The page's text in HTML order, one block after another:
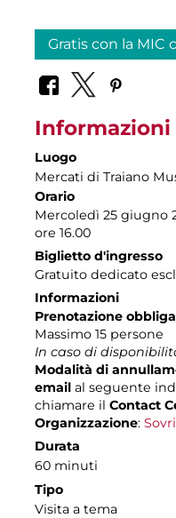
Gratis con la MIC
Informazioni
Luogo
Mercati di Traiano
Orario
Mercoledì 25 giugno
ore 16.00
Biglietto d'ingresso
Gratuito dedicato
Informazioni
Prenotazione
Massimo 15 persone
In caso di
Modalità di
email al seguente
chiamare il Contact
Organizzazione:
Durata
60 minuti
Tipo
Visita a tema